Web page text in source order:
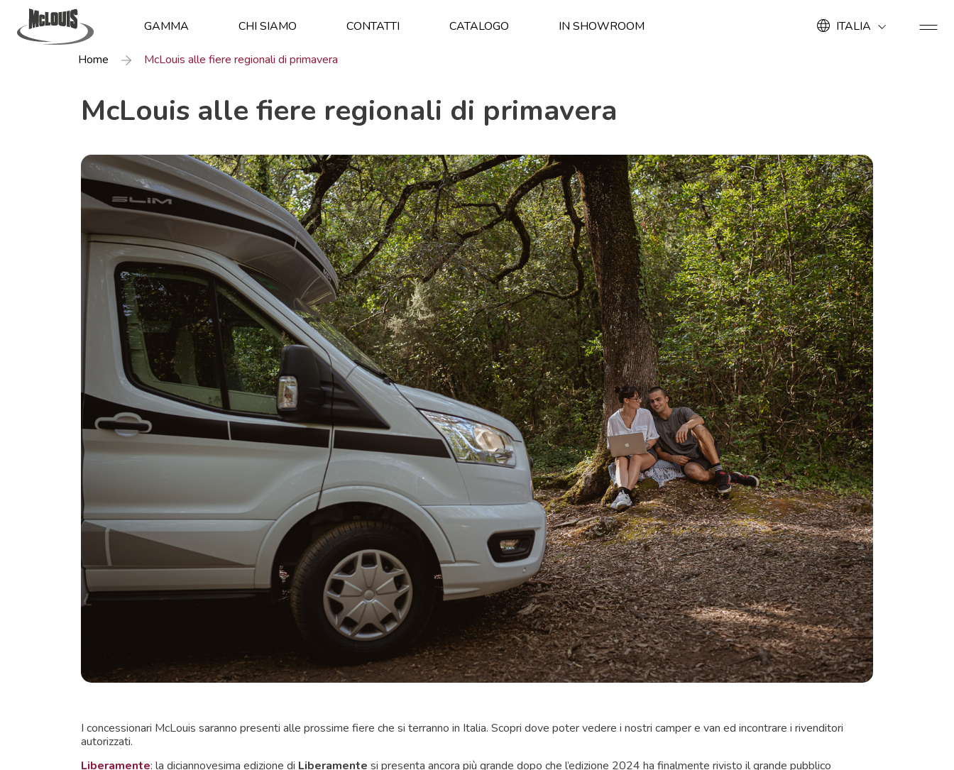
GAMMA CHI SIAMO CONTATTI CATALOGO IN SHOWROOM ITALIA
Home McLouis alle fiere regionali di primavera
McLouis alle fiere regionali di primavera
I concessionari McLouis saranno presenti alle prossime fiere che si terranno in Italia. Scopri dove poter vedere i nostri camper e van ed incontrare i rivenditori
autorizzati.
Liberamente: la diciannovesima edizione di Liberamente si presenta ancora più grande dopo che l’edizione 2024 ha finalmente rivisto il grande pubblico